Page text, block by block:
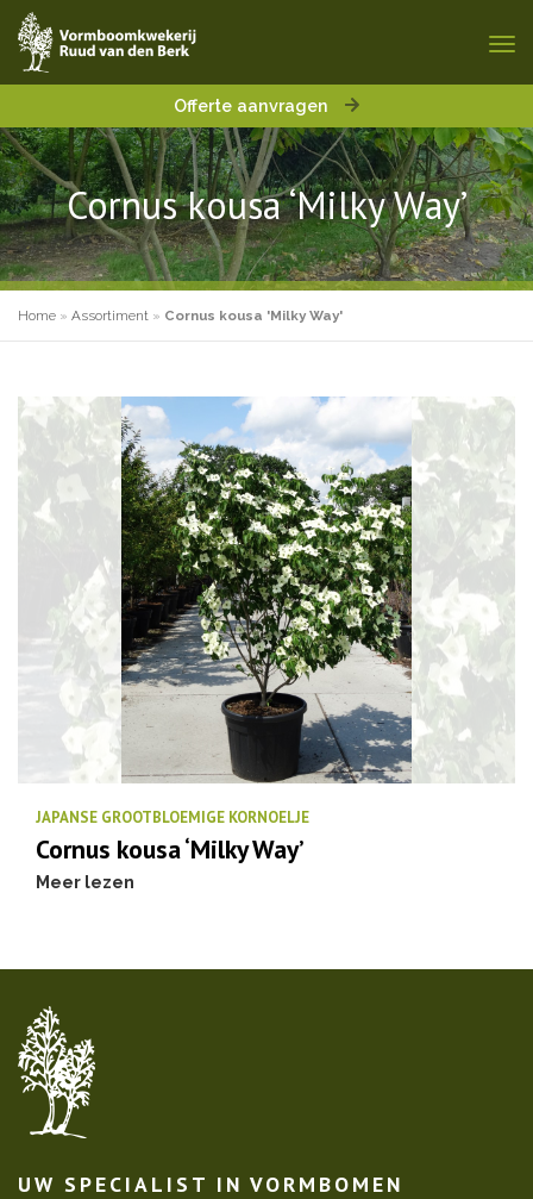
Offerte aanvragen
Cornus kousa ‘Milky Way’
Home » Assortiment » Cornus kousa 'Milky Way'
JAPANSE GROOTBLOEMIGE KORNOELJE
Cornus kousa ‘Milky Way’
Meer lezen
UW SPECIALIST IN VORMBOMEN